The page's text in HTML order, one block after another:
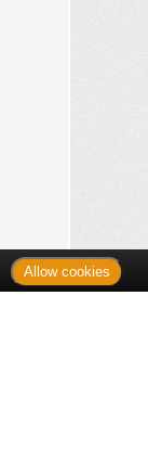
Allow cookies